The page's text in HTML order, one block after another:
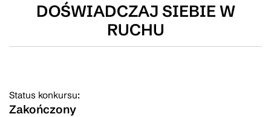
DOŚWIADCZAJ SIEBIE W
RUCHU
Status konkursu:
Zakończony